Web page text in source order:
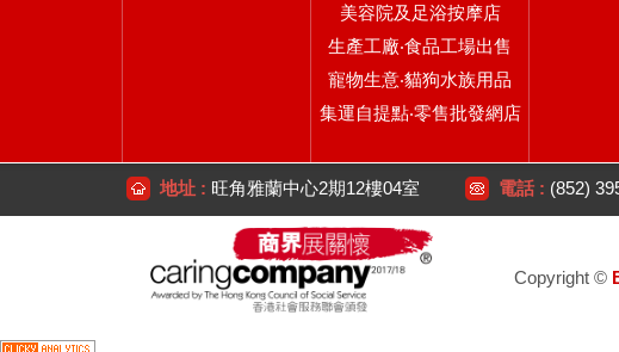
美容院及足浴按摩店
生產工廠‧食品工場出售
寵物生意‧貓狗水族用品
集運自提點‧零售批發網店
地址 : 旺角雅蘭中心2期12樓04室 電話 : (852)
Copyright ©